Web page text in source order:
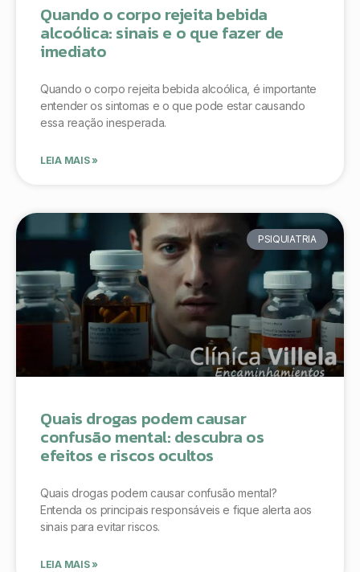
Quando o corpo rejeita bebida
alcoólica: sinais e o que fazer de
imediato
Quando o corpo rejeita bebida alcoólica, é importante
entender os sintomas e o que pode estar causando
essa reação inesperada.
LEIA MAIS »
PSIQUIATRIA
Quais drogas podem causar
confusão mental: descubra os
efeitos e riscos ocultos
Quais drogas podem causar confusão mental?
Entenda os principais responsáveis e fique alerta aos
sinais para evitar riscos.
LEIA MAIS »